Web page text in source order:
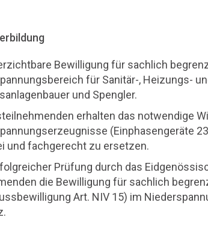
Bewilligung für sachlich
für Sanitär-, Heizungs-
und Spengler.
erhalten das notwendige
(Einphasengeräte
und fachgerecht zu ersetzen.
Prüfung durch das
die Bewilligung für sachlich
Art. NIV 15) im